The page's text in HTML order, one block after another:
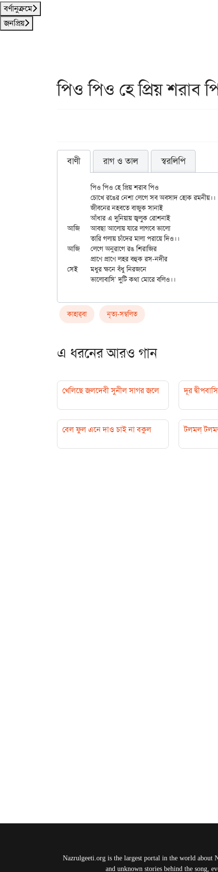
বর্ণানুক্রমে
জনপ্রিয়
পিও পিও হে প্রিয় শরাব
বাণী রাগ ও তাল স্বরলিপি
	পিও পিও হে প্রিয় শরাব পিও
	জীবনের নহবতে বাজুক সানাই
	আঁধার এ দুনিয়ায় জ্বলুক রোশনাই
আজি	আবছা আলোয় যারে লাগবে ভালো
	তারি গলায় চাঁদের মালা পরায়ে দিও।।
আজি	লেগে অনুরাগে রঙ শিরাজির
সেই	মধুর ক্ষনে বঁধু নিরজনে
কাহার্‌বা নৃত্য-সম্বলিত
এ ধরনের আরও গান
খেলিছে জলদেবী সুনীল সাগর জলে দূর
বেল ফুল এনে দাও চাই না বকুল টলমল্
Nazrulgeeti.org is the largest portal in the world
and unknown stories behind the song,